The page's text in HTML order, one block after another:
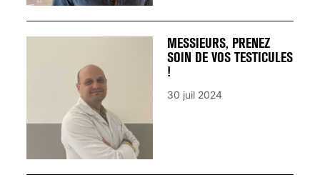
MESSIEURS, PRENEZ
SOIN DE VOS TESTICULES
!
30 juil 2024